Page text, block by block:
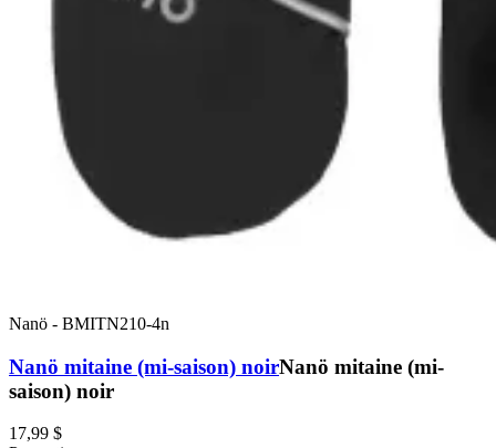
Nanö - BMITN210-4n
Nanö mitaine (mi-saison) noirNanö mitaine (mi-
saison) noir
17,99 $